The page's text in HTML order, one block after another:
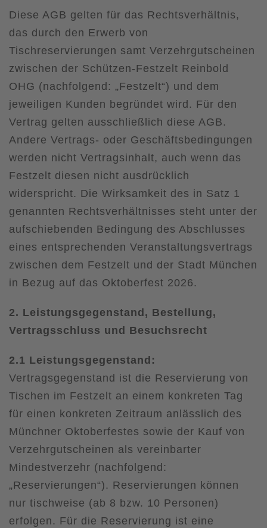
Diese AGB gelten für das Rechtsverhältnis,
das durch den Erwerb von
Tischreservierungen samt Verzehrgutscheinen
zwischen der Schützen-Festzelt Reinbold
OHG (nachfolgend: „Festzelt“) und dem
jeweiligen Kunden begründet wird. Für den
Vertrag gelten ausschließlich diese AGB.
Andere Vertrags- oder Geschäftsbedingungen
werden nicht Vertragsinhalt, auch wenn das
Festzelt diesen nicht ausdrücklich
widerspricht. Die Wirksamkeit des in Satz 1
genannten Rechtsverhältnisses steht unter der
aufschiebenden Bedingung des Abschlusses
eines entsprechenden Veranstaltungsvertrags
zwischen dem Festzelt und der Stadt München
in Bezug auf das Oktoberfest 2026.
2. Leistungsgegenstand, Bestellung,
Vertragsschluss und Besuchsrecht
2.1 Leistungsgegenstand:
Vertragsgegenstand ist die Reservierung von
Tischen im Festzelt an einem konkreten Tag
für einen konkreten Zeitraum anlässlich des
Münchner Oktoberfestes sowie der Kauf von
Verzehrgutscheinen als vereinbarter
Mindestverzehr (nachfolgend:
„Reservierungen“). Reservierungen können
nur tischweise (ab 8 bzw. 10 Personen)
erfolgen. Für die Reservierung ist eine